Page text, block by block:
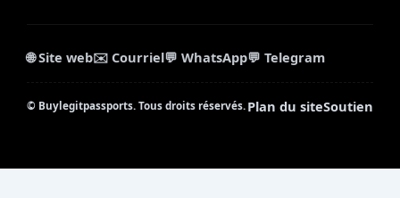
🌐 Site web✉️ Courriel💬 WhatsApp💬 Telegram
© Buylegitpassports. Tous droits réservés. Plan du siteSoutien